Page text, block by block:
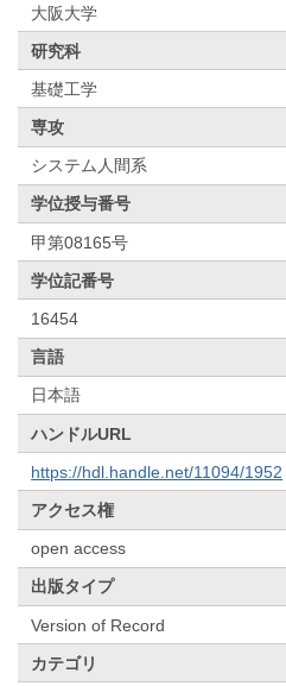
大阪大学
研究科
基礎工学
専攻
システム人間系
学位授与番号
甲第08165号
学位記番号
16454
言語
日本語
ハンドルURL
https://hdl.handle.net/11094/1952
アクセス権
open access
出版タイプ
Version of Record
カテゴリ